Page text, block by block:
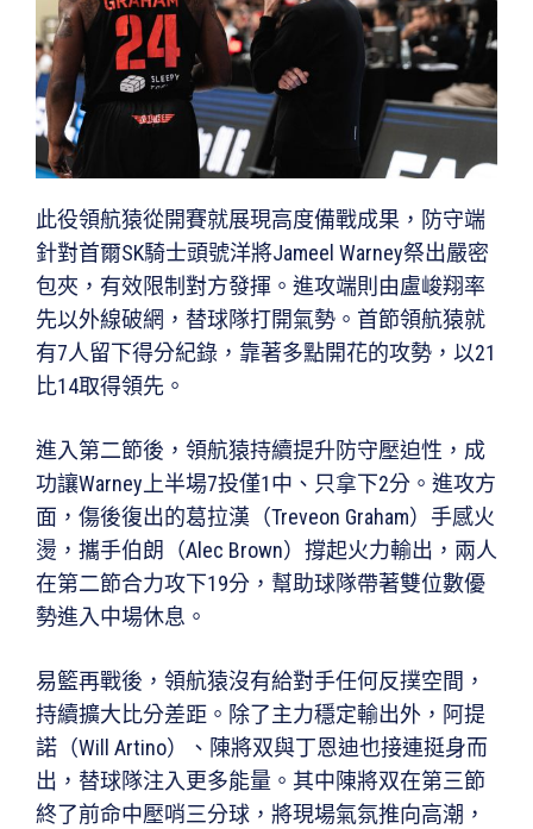
此役領航猿從開賽就展現高度備戰成果，防守端
針對首爾SK騎士頭號洋將Jameel Warney祭出嚴密
包夾，有效限制對方發揮。進攻端則由盧峻翔率
先以外線破網，替球隊打開氣勢。首節領航猿就
有7人留下得分紀錄，靠著多點開花的攻勢，以21
比14取得領先。
進入第二節後，領航猿持續提升防守壓迫性，成
功讓Warney上半場7投僅1中、只拿下2分。進攻方
面，傷後復出的葛拉漢（Treveon Graham）手感火
燙，攜手伯朗（Alec Brown）撐起火力輸出，兩人
在第二節合力攻下19分，幫助球隊帶著雙位數優
勢進入中場休息。
易籃再戰後，領航猿沒有給對手任何反撲空間，
持續擴大比分差距。除了主力穩定輸出外，阿提
諾（Will Artino）、陳將双與丁恩迪也接連挺身而
出，替球隊注入更多能量。其中陳將双在第三節
終了前命中壓哨三分球，將現場氣氛推向高潮，